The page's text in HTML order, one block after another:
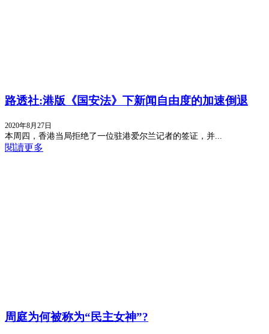
路透社:港版《国安法》下新闻自由度的加速倒退
2020年8月27日
本周四，香港当局拒绝了一位驻港爱尔兰记者的签证，并...
閱讀更多
周庭为何被称为“民主女神”?